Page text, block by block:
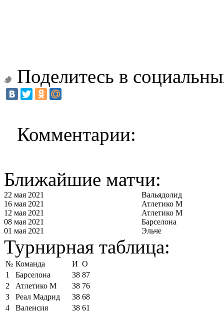
Поделитесь в
Комментарии:
Ближайшие матчи:
22 мая 2021
Вальядолид
16 мая 2021
Атлетико М
12 мая 2021
Атлетико М
08 мая 2021
Барселона
01 мая 2021
Эльче
Турнирная таблица:
№ Команда И О
1
Барселона 38 87
2
Атлетико М 38 76
3
Реал Мадрид 38 68
4
Валенсия 38 61